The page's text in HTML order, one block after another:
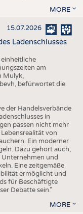
MORE
15.07.2026
Ladenschlusses
am
Mulyk,
befürwortet die
der Handelsverbände
in
passen nicht mehr
von
Ein moderner
Dazu gehört auch,
und
Eine zeitgemäße
ermöglicht und
für Beschäftigte
Debatte sein."
MORE